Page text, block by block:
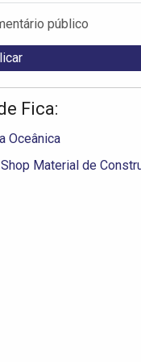
público
Fica:
Oceânica
Material de